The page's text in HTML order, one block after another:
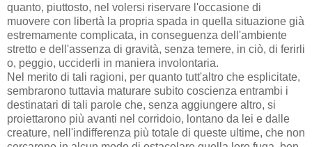
quanto, piuttosto, nel volersi riservare l'occasione di
muovere con libertà la propria spada in quella situazione già
estremamente complicata, in conseguenza dell'ambiente
stretto e dell'assenza di gravità, senza temere, in ciò, di ferirli
o, peggio, ucciderli in maniera involontaria.
Nel merito di tali ragioni, per quanto tutt'altro che esplicitate,
sembrarono tuttavia maturare subito coscienza entrambi i
destinatari di tali parole che, senza aggiungere altro, si
proiettarono più avanti nel corridoio, lontano da lei e dalle
creature, nell'indifferenza più totale di queste ultime, che non